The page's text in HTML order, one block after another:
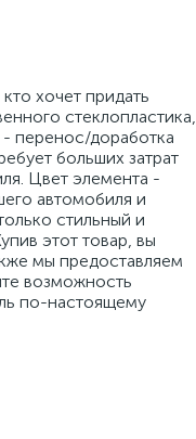
хочет придать
стеклопластика,
перенос/доработка
больших затрат
Цвет элемента -
автомобиля и
стильный и
этот товар, вы
мы предоставляем
возможность
по-настоящему